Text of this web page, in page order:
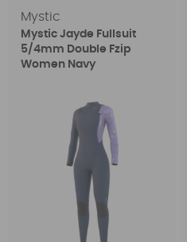
Mystic
Mystic Jayde Fullsuit
5/4mm Double Fzip
Women Navy